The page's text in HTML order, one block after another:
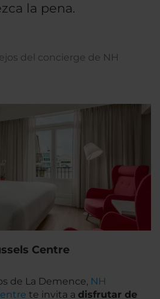
la pena.
del concierge de NH
Centre
de La Demence, NH
te invita a disfrutar de